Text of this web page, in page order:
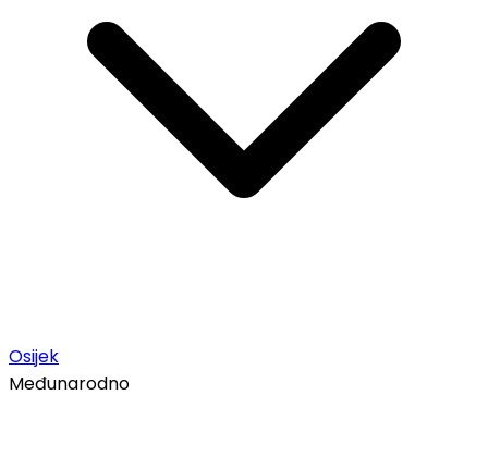
Osijek
Međunarodno